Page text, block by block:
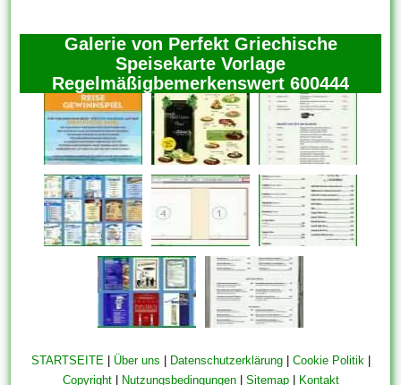
Galerie von Perfekt Griechische
Speisekarte Vorlage
Regelmäßigbemerkenswert 600444
STARTSEITE | Über uns | Datenschutzerklärung| Cookie Politik |
Copyright| Nutzungsbedingungen| Sitemap| Kontakt